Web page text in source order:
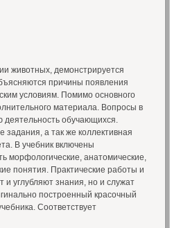
животных, демонстрируется
причины появления
условиям. Помимо основного
материала. Вопросы в
деятельность обучающихся.
задания, а так же коллективная
В учебник включены
морфологические, анатомические,
понятия. Практические работы и
и углубляют знания, но и служат
построенный красочный
Соответствует